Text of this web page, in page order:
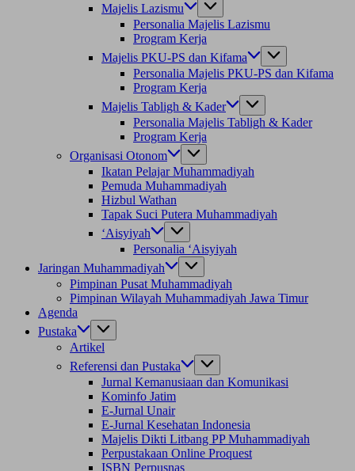
Majelis Lazismu
Personalia Majelis Lazismu
Program Kerja
Majelis PKU-PS dan Kifama
Personalia Majelis PKU-PS dan Kifama
Program Kerja
Majelis Tabligh & Kader
Personalia Majelis Tabligh & Kader
Program Kerja
Organisasi Otonom
Ikatan Pelajar Muhammadiyah
Pemuda Muhammadiyah
Hizbul Wathan
Tapak Suci Putera Muhammadiyah
‘Aisyiyah
Personalia ‘Aisyiyah
Jaringan Muhammadiyah
Pimpinan Pusat Muhammadiyah
Pimpinan Wilayah Muhammadiyah Jawa Timur
Agenda
Pustaka
Artikel
Referensi dan Pustaka
Jurnal Kemanusiaan dan Komunikasi
Kominfo Jatim
E-Jurnal Unair
E-Jurnal Kesehatan Indonesia
Majelis Dikti Litbang PP Muhammadiyah
Perpustakaan Online Proquest
ISBN Perpusnas